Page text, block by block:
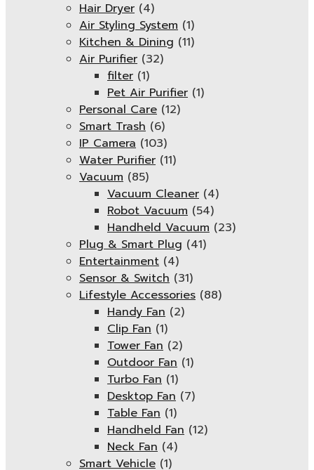
Hair Dryer (4)
Air Styling System (1)
Kitchen & Dining (11)
Air Purifier (32)
filter (1)
Pet Air Purifier (1)
Personal Care (12)
Smart Trash (6)
IP Camera (103)
Water Purifier (11)
Vacuum (85)
Vacuum Cleaner (4)
Robot Vacuum (54)
Handheld Vacuum (23)
Plug & Smart Plug (41)
Entertainment (4)
Sensor & Switch (31)
Lifestyle Accessories (88)
Handy Fan (2)
Clip Fan (1)
Tower Fan (2)
Outdoor Fan (1)
Turbo Fan (1)
Desktop Fan (7)
Table Fan (1)
Handheld Fan (12)
Neck Fan (4)
Smart Vehicle (1)